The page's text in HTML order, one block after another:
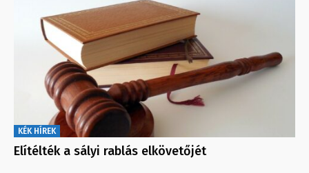
KÉK HÍREK
Elítélték a sályi rablás elkövetőjét